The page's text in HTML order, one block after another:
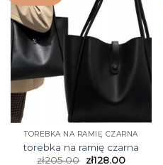
TOREBKA NA RAMIĘ CZARNA
torebka na ramię czarna
zł205.00 zł128.00